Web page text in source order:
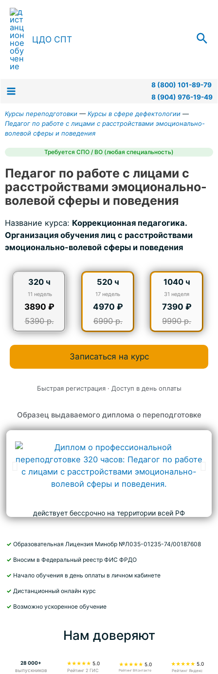
ЦДО СПТ
8 (800) 101-89-79
8 (904) 976-19-49
Курсы переподготовки —Курсы в сфере дефектологии —
Педагог по работе с лицами с расстройствами эмоционально-
волевой сферы и поведения
Требуется СПО / ВО (любая специальность)
Педагог по работе с лицами с
расстройствами эмоционально-
волевой сферы и поведения
Название курса: Коррекционная педагогика.
Организация обучения лиц с расстройствами
эмоционально-волевой сферы и поведения
320 ч
11 недель
3890 ₽
5390 р.
520 ч
17 недель
4970 ₽
6990 р.
1040 ч
31 неделя
7390 ₽
9990 р.
Записаться на курс
Быстрая регистрация · Доступ в день оплаты
Образец выдаваемого диплома о переподготовке
действует бессрочно на территории всей РФ
✓ Образовательная Лицензия Минобр №Л035-01235-74/00187608
✓ Вносим в Федеральный реестр ФИС ФРДО
✓ Начало обучения в день оплаты в личном кабинете
✓ Дистанционный онлайн курс
✓ Возможно ускоренное обучение
Нам доверяют
28 000+
выпускников
★★★★★ 5.0
Рейтинг 2 ГИС
★★★★★ 5.0
Рейтинг ВКонтакте
★★★★★ 5.0
Рейтинг Яндекс